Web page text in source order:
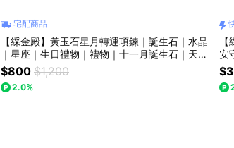
宅配商品
【綵金殿】黃玉石星月轉運項鍊｜誕生石｜水晶
｜星座｜生日禮物｜禮物｜十一月誕生石｜天蠍
座｜射手座｜鎮瀾宮｜過爐
$800 $1,200
2.0%
安
物